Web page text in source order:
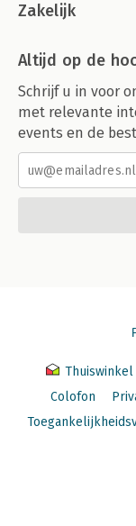
Zakelijk
Altijd op de
Schrijf u in voor
met relevante
events en de
Colofon